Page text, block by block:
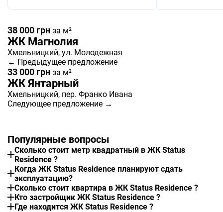
38 000 грн за м²
ЖК Магнолия
Хмельницкий, ул. Молодежная
← Предыдущее предложение
33 000 грн за м²
ЖК Янтарный
Хмельницкий, пер. Франко Ивана
Следующее предложение →
Популярные вопросы
Сколько стоит метр квадратный в ЖК Status
Residence ?
Когда ЖК Status Residence планируют сдать
эксплуатацию?
Сколько стоит квартира в ЖК Status Residence ?
Кто застройщик ЖК Status Residence ?
Где находится ЖК Status Residence ?